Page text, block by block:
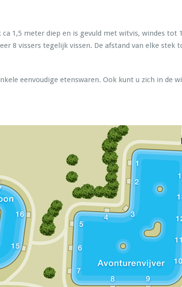
1,5 meter diep en is gevuld met witvis, windes
8 vissers tegelijk vissen. De afstand van elke stek
eenvoudige etenswaren. Ook kunt u zich in de